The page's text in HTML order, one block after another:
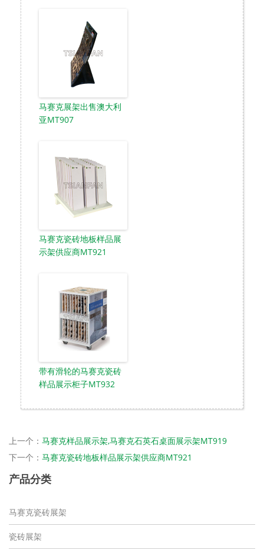
马赛克展架出售澳大利
亚MT907
马赛克瓷砖地板样品展
示架供应商MT921
带有滑轮的马赛克瓷砖
样品展示柜子MT932
上一个： 马赛克样品展示架,马赛克石英石桌面展示架MT919
下一个： 马赛克瓷砖地板样品展示架供应商MT921
产品分类
马赛克瓷砖展架
瓷砖展架